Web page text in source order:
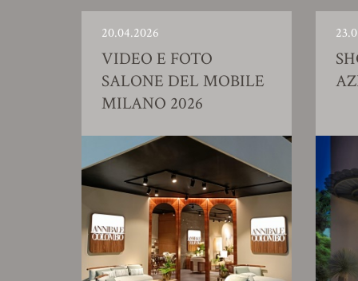
20.04.2026
VIDEO E FOTO
SALONE DEL MOBILE
MILANO 2026